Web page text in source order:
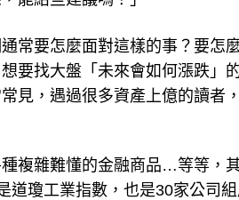
常要怎麼面對這樣的事？要怎
要找大盤「未來會如何漲跌」
見，遇過很多資產上億的讀者
複雜難懂的金融商品…等等，
道瓊工業指數，也是30家公司